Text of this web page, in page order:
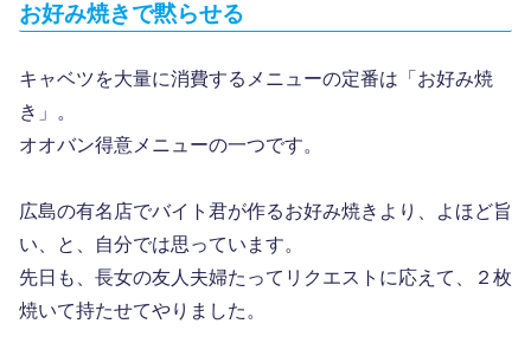
お好み焼きで黙らせる
キャベツを大量に消費するメニューの定番は「お好み焼
き」。
オオバン得意メニューの一つです。
広島の有名店でバイト君が作るお好み焼きより、よほど旨
い、と、自分では思っています。
先日も、長女の友人夫婦たってリクエストに応えて、２枚
焼いて持たせてやりました。